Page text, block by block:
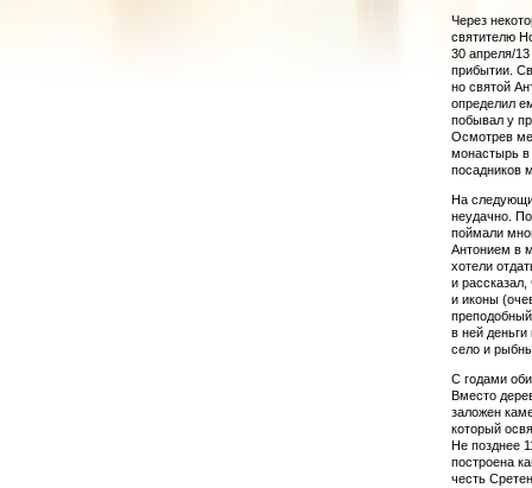
Через
святителю
30 апреля/
прибытии.
но святой
определил
побывал у
Осмотрев
монастырь в
посадников
На
неудачно.
поймали
Антонием в
хотели
и
и иконы
в ней
село и
С годами
Вместо
заложен
который
Не позднее
построена
честь